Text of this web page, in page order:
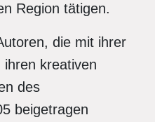
Region tätigen.
die mit ihrer
ihren kreativen
des
beigetragen